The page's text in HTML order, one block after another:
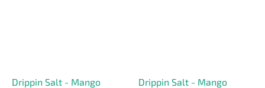
Drippin Salt - Mango
Drippin Salt - Mango